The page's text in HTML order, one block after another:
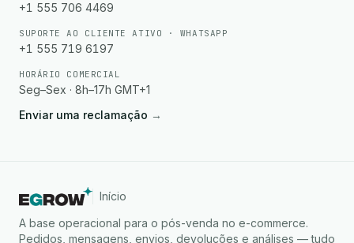
+1 555 706 4469
SUPORTE AO CLIENTE ATIVO · WHATSAPP
+1 555 719 6197
HORÁRIO COMERCIAL
Seg–Sex · 8h–17h GMT+1
Enviar uma reclamação →
Início
A base operacional para o pós-venda no e-commerce.
Pedidos, mensagens, envios, devoluções e análises — tudo